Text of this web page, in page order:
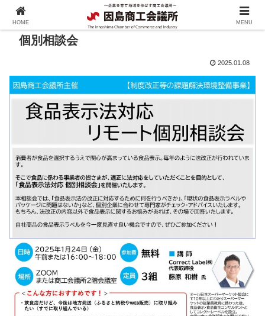
個別相談会
2025.01.08
HOME MENU